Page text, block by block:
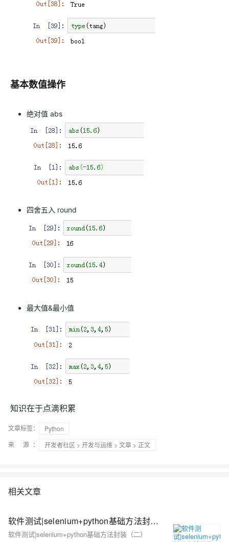
基本数值操作
绝对值 abs
四舍五入 round
最大值&最小值
知识在于点滴积累
文章标签：
Python
来 源：
开发者社区 > 开发与运维 > 文章 > 正文
相关文章
软件测试|selenium+python基础方法封装（二）
软件测试|selenium+python基础方法封装（二）